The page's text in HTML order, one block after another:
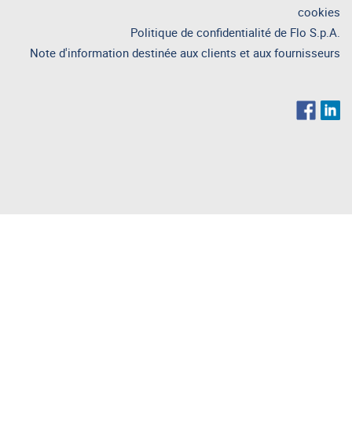
cookies
Politique de confidentialité de Flo S.p.A.
Note d'information destinée aux clients et aux fournisseurs